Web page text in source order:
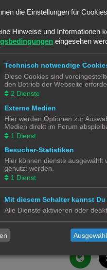
die Einstellungen für
Hinweise und Informationen
eingesehen
Technisch notwendige
Diese Cookies sind
den Betrieb der Webseite
2 Dienste
Externe Medien
Hier werden Optionen zur
Medien direkt im Forum
1 Dienst
Besucher-Statistiken
Hier können dienste ausgewählt
genutzt werden.
1 Dienst
Mit diesem Schalter kannst
Alle Dienste aktivieren oder